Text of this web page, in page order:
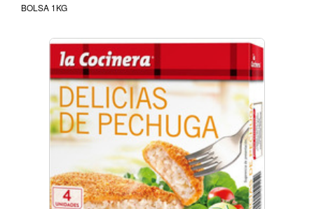
BOLSA 1KG